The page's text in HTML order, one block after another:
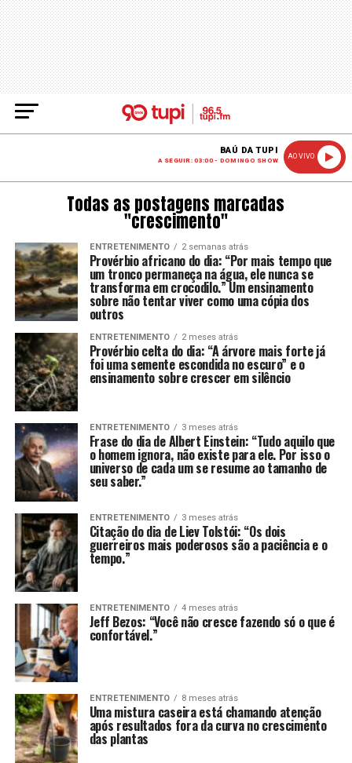
BAÚ DA TUPI
A SEGUIR: 03:00 - DOMINGO SHOW
AO VIVO
Todas as postagens marcadas
"crescimento"
ENTRETENIMENTO 2 semanas atrás
Provérbio africano do dia: “Por mais tempo que
um tronco permaneça na água, ele nunca se
transforma em crocodilo.” Um ensinamento
sobre não tentar viver como uma cópia dos
outros
ENTRETENIMENTO 2 meses atrás
Provérbio celta do dia: “A árvore mais forte já
foi uma semente escondida no escuro” e o
ensinamento sobre crescer em silêncio
ENTRETENIMENTO 3 meses atrás
Frase do dia de Albert Einstein: “Tudo aquilo que
o homem ignora, não existe para ele. Por isso o
universo de cada um se resume ao tamanho de
seu saber.”
ENTRETENIMENTO 3 meses atrás
Citação do dia de Liev Tolstói: “Os dois
guerreiros mais poderosos são a paciência e o
tempo.”
ENTRETENIMENTO 4 meses atrás
Jeff Bezos: “Você não cresce fazendo só o que é
confortável.”
ENTRETENIMENTO 8 meses atrás
Uma mistura caseira está chamando atenção
após resultados fora da curva no crescimento
das plantas